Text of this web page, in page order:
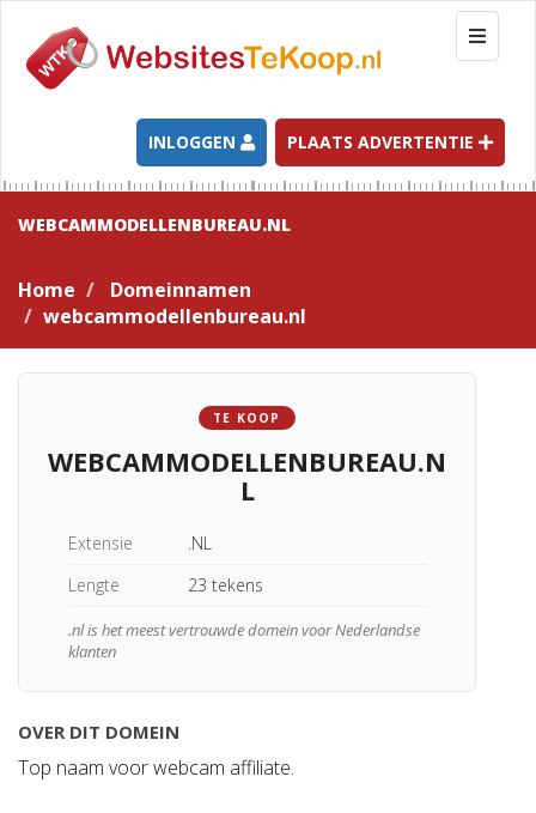
T
o
g
l
e
n
t
i
INLOGGEN PLAATS ADVERTENTIE
WEBCAMMODELLENBUREAU.NL
Home
Domeinnamen
webcammodellenbureau.nl
TE KOOP
WEBCAMMODELLENBUREAU.N
L
Extensie
.NL
Lengte
23 tekens
.nl is het meest vertrouwde domein voor Nederlandse
klanten
OVER DIT DOMEIN
Top naam voor webcam affiliate.